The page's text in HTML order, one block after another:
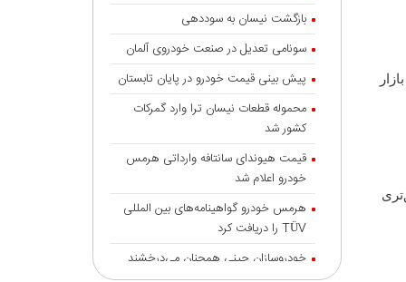
بازار
بازگشت نیسان به سوددهی
سونامی تعدیل در صنعت خودروی آلمان
پیش بینی قیمت خودرو در پایان تابستان
محموله قطعات نیسان ترا وارد گمرکات
کشور شد
قیمت هیوندای سانتافه وارداتی هرمس
خودرو اعلام شد
هرمس خودرو گواهینامه‌های بین المللی
TÜV را دریافت کرد
خودروسازان چینی همچنان می‌درخشند